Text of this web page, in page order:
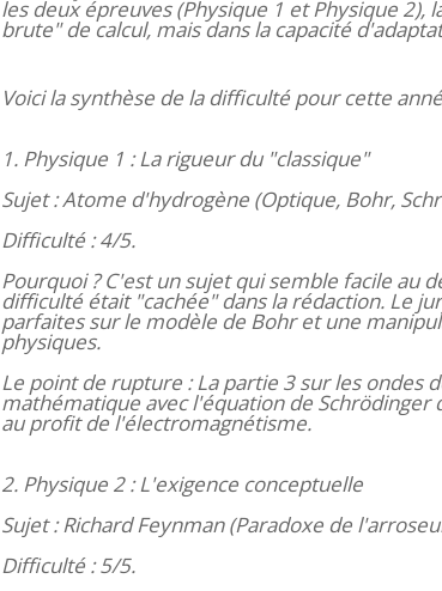
les deux épreuves (Physique 1 et Physique
brute" de calcul, mais dans la capacité
Voici la synthèse de la difficulté pour cette
1. Physique 1 : La rigueur du "classique"
Sujet : Atome d'hydrogène (Optique, Bohr,
Difficulté : 4/5.
Pourquoi ? C'est un sujet qui semble facile au
difficulté était "cachée" dans la rédaction. Le
parfaites sur le modèle de Bohr et une
physiques.
Le point de rupture : La partie 3 sur les ondes
mathématique avec l'équation de Schrödinger
au profit de l'électromagnétisme.
2. Physique 2 : L'exigence conceptuelle
Sujet : Richard Feynman (Paradoxe de
Difficulté : 5/5.